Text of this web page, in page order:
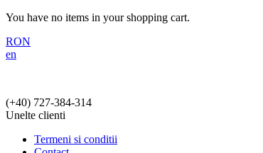
You have no items in your shopping cart.
RON
en
(+40) 727-384-314
Unelte clienti
Termeni si conditii